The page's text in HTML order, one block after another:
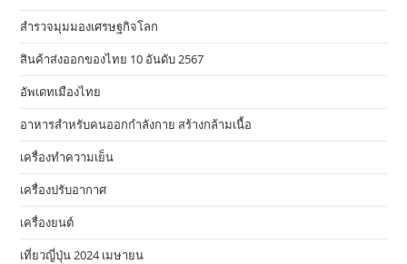
สำรวจมุมมองเศรษฐกิจโลก
สินค้าส่งออกของไทย 10 อันดับ 2567
อัพเดทเมืองไทย
อาหารสําหรับคนออกกําลังกาย สร้างกล้ามเนื้อ
เครื่องทำความเย็น
เครื่องปรับอากาศ
เครื่องยนต์
เที่ยวญี่ปุ่น 2024 เมษายน